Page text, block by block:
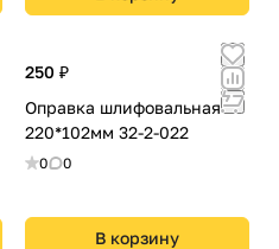
250 ₽
Оправка шлифовальная
220*102мм 32-2-022
0 0
В корзину